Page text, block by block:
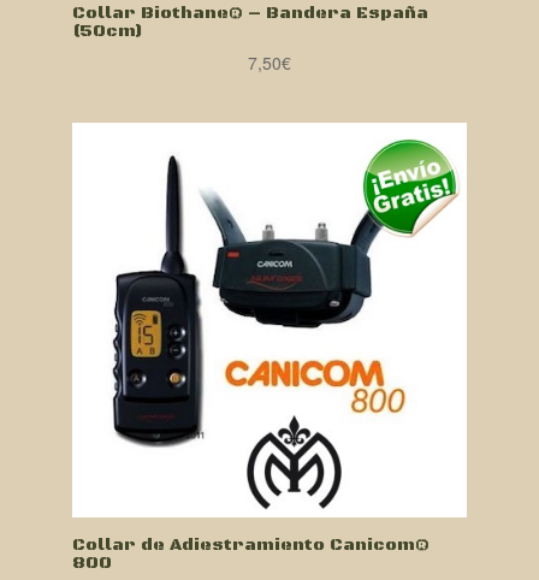
Collar Biothane® – Bandera España
(50cm)
7,50€
Collar de Adiestramiento Canicom®
800